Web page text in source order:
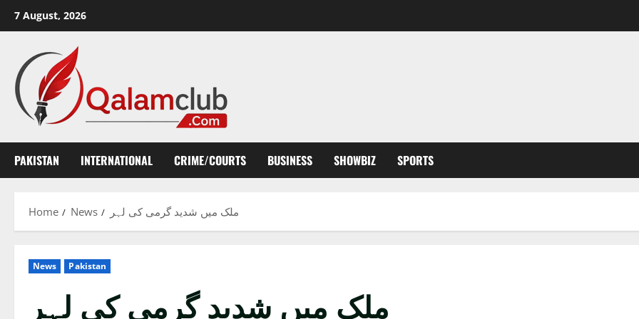
7 August, 2026
PAKISTAN INTERNATIONAL CRIME/COURTS BUSINESS SHOWBIZ SPORTS
Home News ملک میں شدید گرمی کی لہر
News Pakistan
ملک میں شدید گرمی کی لہر